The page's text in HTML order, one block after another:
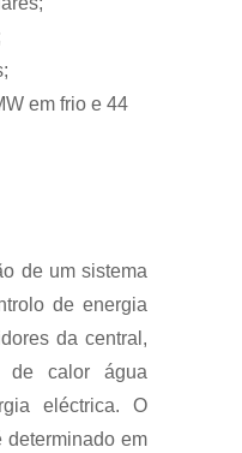
em frio e 44
de um sistema
de energia
da central,
de calor água
eléctrica. O
determinado em